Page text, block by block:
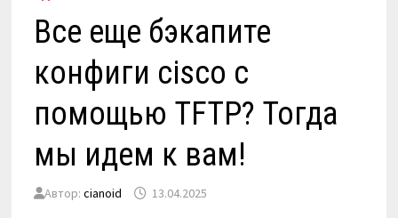
Все еще бэкапите
конфиги cisco с
помощью TFTP? Тогда
мы идем к вам!
Автор: cianoid 13.04.2025